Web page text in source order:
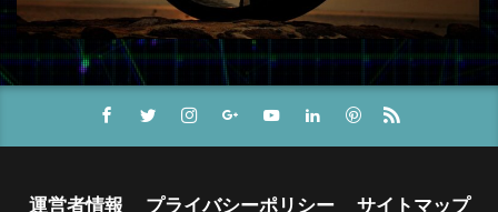
運営者情報 プライバシーポリシー サイトマップ